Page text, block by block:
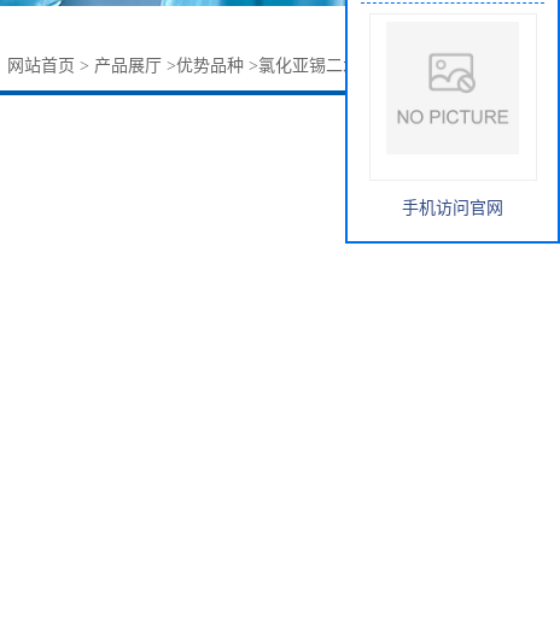
网站首页 > 产品展厅 >优势品种 >氯化亚锡二水合物10025-69-1
手机访问官网